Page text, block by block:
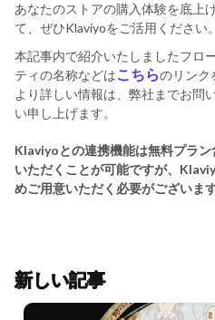
あなたのストアの購入体験を底上
て、ぜひKlaviyoをご活用ください。
本記事内で紹介いたしましたフロ
ティの名称などはこちらのリンク
より詳しい情報は、弊社までお問
い申し上げます。
Klaviyoとの連携機能は無料プラ
いただくことが可能ですが、
めご用意いただく必要がございます
新しい記事